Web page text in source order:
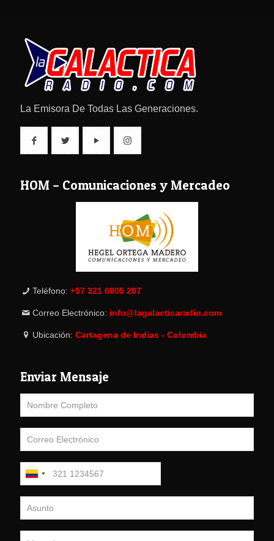
La Emisora De Todas Las Generaciones.
HOM – Comunicaciones y Mercadeo
Teléfono: +57 321 6805 207
Correo Electrónico: info@lagalacticaradio.com
Ubicación: Cartagena de Indias - Colombia
Enviar Mensaje